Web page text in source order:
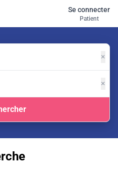
Se connecter
Patient
×
×